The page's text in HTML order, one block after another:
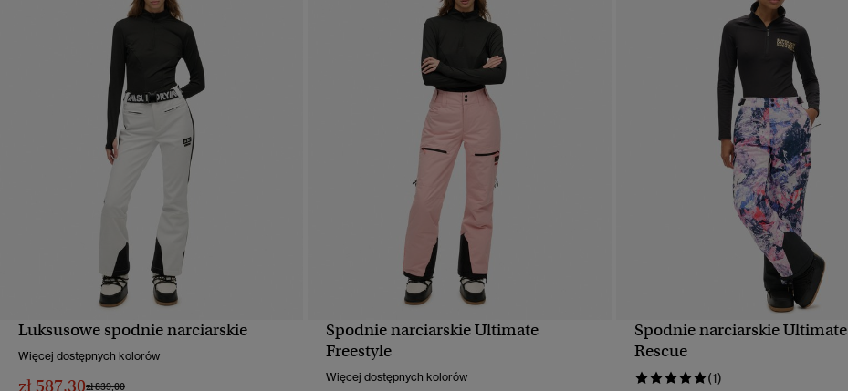
SZYBKI PODGLĄD
Luksusowe spodnie narciarskie
Więcej dostępnych kolorów
zł 587,30Cena obniżona od
zł 839,00do
Spodnie narciarskie Ultimate
Freestyle
Więcej dostępnych kolorów
Spodnie narciarskie Ultimate
Rescue
(1)